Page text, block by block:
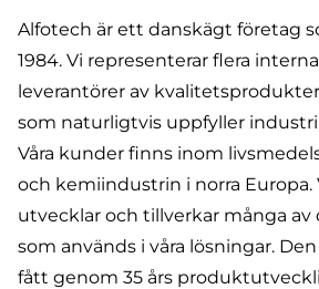
Alfotech är ett danskägt företag
1984. Vi representerar flera
leverantörer av
som naturligtvis uppfyller
Våra kunder finns inom
och kemiindustrin i norra Europa.
utvecklar och tillverkar många
som används i våra lösningar.
fått genom 35 års